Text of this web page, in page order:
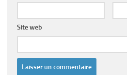
Site web